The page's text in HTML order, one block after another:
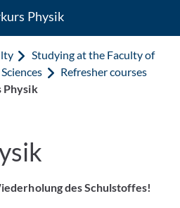
Physik
Studying at the Faculty of
Refresher courses
Physik
des Schulstoffes!